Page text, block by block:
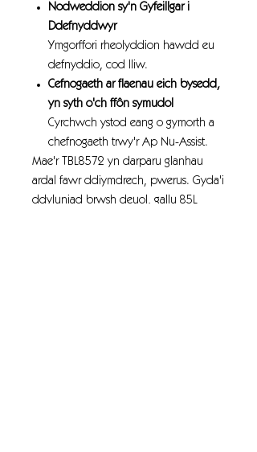
Nodweddion sy'n Gyfeillgar i
Ddefnyddwyr
Ymgorffori rheolyddion hawdd eu
defnyddio, cod lliw.
Cefnogaeth ar flaenau eich bysedd,
yn syth o'ch ffôn symudol
Cyrchwch ystod eang o gymorth a
chefnogaeth trwy'r Ap Nu-Assist.
Mae'r TBL8572 yn darparu glanhau
ardal fawr ddiymdrech, pwerus. Gyda'i
ddyluniad brwsh deuol, gallu 85L